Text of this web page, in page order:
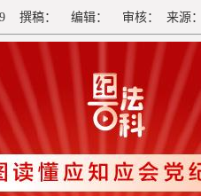
19 撰稿： 编辑： 审核： 来源：